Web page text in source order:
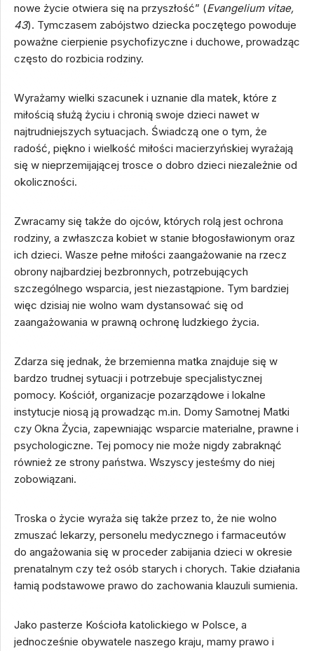
nowe życie otwiera się na przyszłość” (Evangelium vitae,
43). Tymczasem zabójstwo dziecka poczętego powoduje
poważne cierpienie psychofizyczne i duchowe, prowadząc
często do rozbicia rodziny.
Wyrażamy wielki szacunek i uznanie dla matek, które z
miłością służą życiu i chronią swoje dzieci nawet w
najtrudniejszych sytuacjach. Świadczą one o tym, że
radość, piękno i wielkość miłości macierzyńskiej wyrażają
się w nieprzemijającej trosce o dobro dzieci niezależnie od
okoliczności.
Zwracamy się także do ojców, których rolą jest ochrona
rodziny, a zwłaszcza kobiet w stanie błogosławionym oraz
ich dzieci. Wasze pełne miłości zaangażowanie na rzecz
obrony najbardziej bezbronnych, potrzebujących
szczególnego wsparcia, jest niezastąpione. Tym bardziej
więc dzisiaj nie wolno wam dystansować się od
zaangażowania w prawną ochronę ludzkiego życia.
Zdarza się jednak, że brzemienna matka znajduje się w
bardzo trudnej sytuacji i potrzebuje specjalistycznej
pomocy. Kościół, organizacje pozarządowe i lokalne
instytucje niosą ją prowadząc m.in. Domy Samotnej Matki
czy Okna Życia, zapewniając wsparcie materialne, prawne i
psychologiczne. Tej pomocy nie może nigdy zabraknąć
również ze strony państwa. Wszyscy jesteśmy do niej
zobowiązani.
Troska o życie wyraża się także przez to, że nie wolno
zmuszać lekarzy, personelu medycznego i farmaceutów
do angażowania się w proceder zabijania dzieci w okresie
prenatalnym czy też osób starych i chorych. Takie działania
łamią podstawowe prawo do zachowania klauzuli sumienia.
Jako pasterze Kościoła katolickiego w Polsce, a
jednocześnie obywatele naszego kraju, mamy prawo i